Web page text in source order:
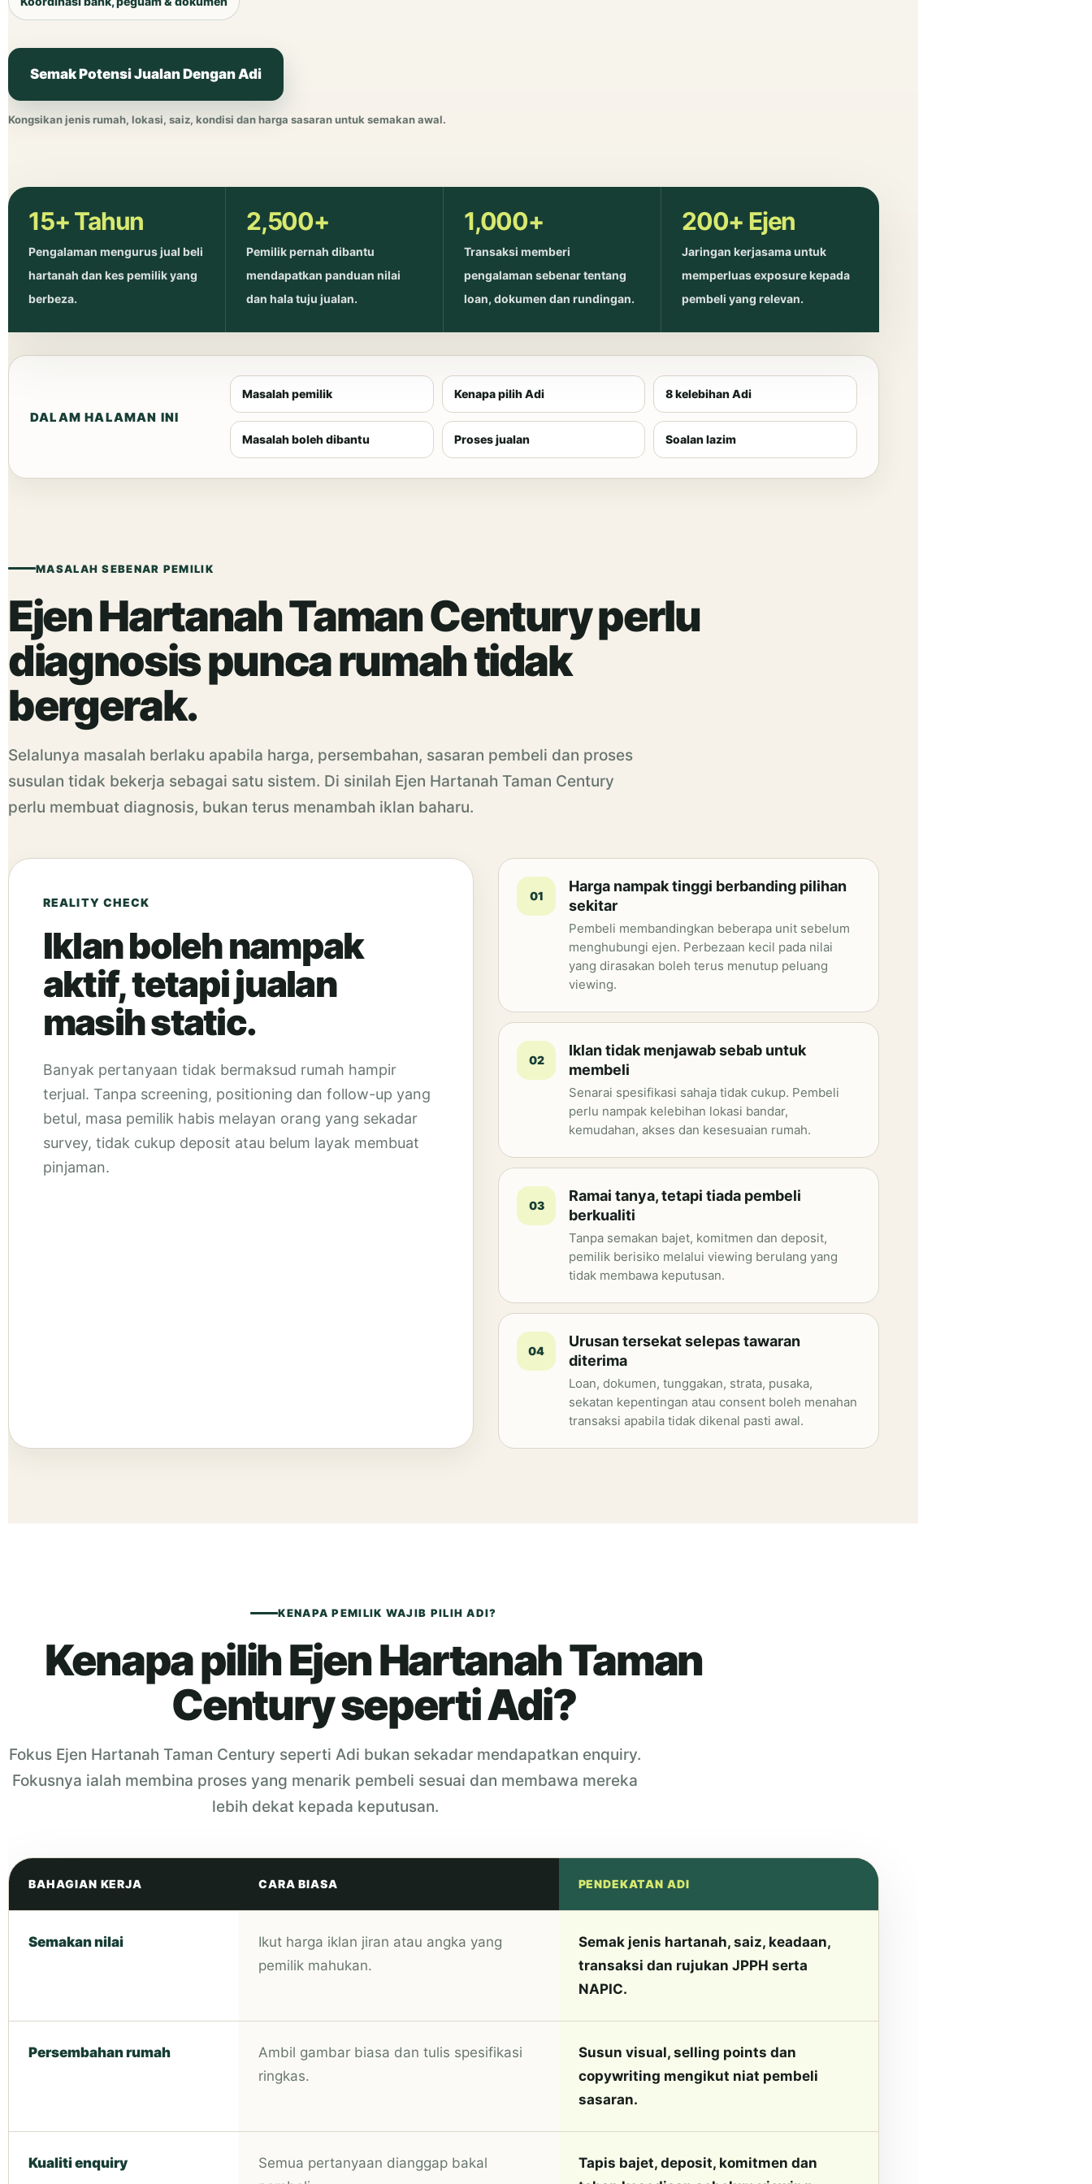
Semak Potensi Jualan Dengan Adi
Kongsikan jenis rumah, lokasi, saiz, kondisi dan harga sasaran untuk semakan awal.
15+ Tahun
Pengalaman mengurus jual beli
hartanah dan kes pemilik yang
berbeza.
2,500+
Pemilik pernah dibantu
mendapatkan panduan nilai
dan hala tuju jualan.
1,000+
Transaksi memberi
pengalaman sebenar tentang
loan, dokumen dan rundingan.
200+ Ejen
Jaringan kerjasama untuk
memperluas exposure kepada
pembeli yang relevan.
DALAM HALAMAN INI
Masalah pemilik Kenapa pilih Adi 8 kelebihan Adi
Masalah boleh dibantu Proses jualan Soalan lazim
MASALAH SEBENAR PEMILIK
Ejen Hartanah Taman Century perlu
diagnosis punca rumah tidak
bergerak.
Selalunya masalah berlaku apabila harga, persembahan, sasaran pembeli dan proses
susulan tidak bekerja sebagai satu sistem. Di sinilah Ejen Hartanah Taman Century
perlu membuat diagnosis, bukan terus menambah iklan baharu.
REALITY CHECK
Iklan boleh nampak
aktif, tetapi jualan
masih static.
Banyak pertanyaan tidak bermaksud rumah hampir
terjual. Tanpa screening, positioning dan follow-up yang
betul, masa pemilik habis melayan orang yang sekadar
survey, tidak cukup deposit atau belum layak membuat
pinjaman.
01
Harga nampak tinggi berbanding pilihan
sekitar
Pembeli membandingkan beberapa unit sebelum
menghubungi ejen. Perbezaan kecil pada nilai
yang dirasakan boleh terus menutup peluang
viewing.
02
Iklan tidak menjawab sebab untuk
membeli
Senarai spesifikasi sahaja tidak cukup. Pembeli
perlu nampak kelebihan lokasi bandar,
kemudahan, akses dan kesesuaian rumah.
03
Ramai tanya, tetapi tiada pembeli
berkualiti
Tanpa semakan bajet, komitmen dan deposit,
pemilik berisiko melalui viewing berulang yang
tidak membawa keputusan.
04
Urusan tersekat selepas tawaran
diterima
Loan, dokumen, tunggakan, strata, pusaka,
sekatan kepentingan atau consent boleh menahan
transaksi apabila tidak dikenal pasti awal.
KENAPA PEMILIK WAJIB PILIH ADI?
Kenapa pilih Ejen Hartanah Taman
Century seperti Adi?
Fokus Ejen Hartanah Taman Century seperti Adi bukan sekadar mendapatkan enquiry.
Fokusnya ialah membina proses yang menarik pembeli sesuai dan membawa mereka
lebih dekat kepada keputusan.
BAHAGIAN KERJA CARA BIASA PENDEKATAN ADI
Semakan nilai
Ikut harga iklan jiran atau angka yang
pemilik mahukan.
Semak jenis hartanah, saiz, keadaan,
transaksi dan rujukan JPPH serta
NAPIC.
Persembahan rumah
Ambil gambar biasa dan tulis spesifikasi
ringkas.
Susun visual, selling points dan
copywriting mengikut niat pembeli
sasaran.
Kualiti enquiry
Semua pertanyaan dianggap bakal
Tapis bajet, deposit, komitmen dan